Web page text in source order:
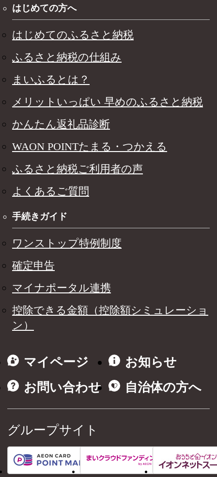
はじめての方へ
はじめてのふるさと納税
ふるさと納税の仕組み
まいふるとは？
メリットいっぱい 早めのふるさと納税
かんたん返礼品診断
WAON POINTたまる・つかえる
ふるさと納税ご利用者の声
よくあるご質問
手続きガイド
ワンストップ特例制度
確定申告
マイナポータル連携
控除できる金額（控除額シミュレーショ
ン）
マイページ
お知らせ
お問い合わせ
自治体の方へ
グループサイト